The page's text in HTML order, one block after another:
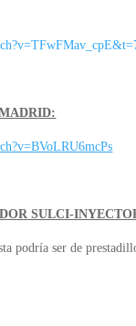
SULCI-
podría ser de